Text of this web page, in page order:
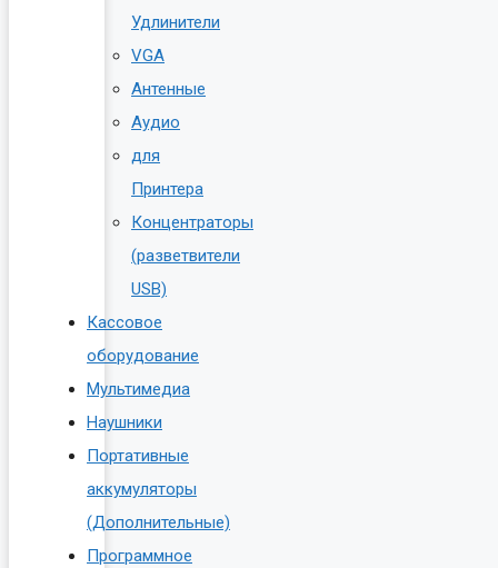
Удлинители
VGA
Антенные
Аудио
для
Принтера
Концентраторы
(разветвители
USB)
Кассовое
оборудование
Мультимедиа
Наушники
Портативные
аккумуляторы
(Дополнительные)
Программное